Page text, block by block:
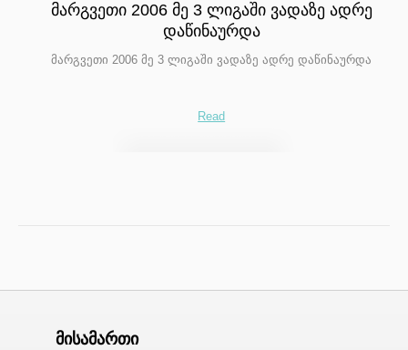
მარგვეთი 2006 მე 3 ლიგაში ვადაზე ადრე
დაწინაურდა
მარგვეთი 2006 მე 3 ლიგაში ვადაზე ადრე დაწინაურდა
Read
მისამართი